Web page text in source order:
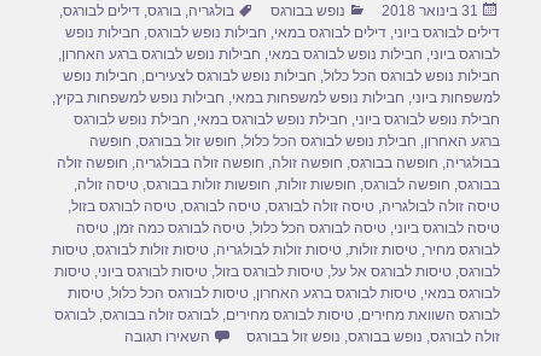
e
b
o
o
k
o
d
o
n
e
פורסם
בתאריך
31 בינואר 2018 קטגוריות
נופש בבורגס תגיות
בולגריה,בורגס,דילים לבורגס,
דילים לבורגס ביוני,דילים לבורגס במאי, חבילות נופש לבורגס, חבילות נופש
לבורגס ביוני, חבילות נופש לבורגס במאי, חבילות נופש לבורגס ברגע האחרון,
חבילות נופש לבורגס הכל כלול, חבילות נופש לבורגס לצעירים, חבילות נופש
למשפחות ביוני, חבילות נופש למשפחות במאי, חבילות נופש למשפחות בקיץ,
חבילת נופש לבורגס ביוני, חבילת נופש לבורגס במאי, חבילת נופש לבורגס
ברגע האחרון, חבילת נופש לבורגס הכל כלול, חופש זול בבורגס, חופשה
בבולגריה, חופשה בבורגס, חופשה זולה, חופשה זולה בבולגריה, חופשה זולה
בבורגס, חופשה לבורגס, חופשות זולות, חופשות זולות בבורגס,טיסה זולה,
טיסה זולה לבולגריה,טיסה זולה לבורגס,טיסה לבורגס,טיסה לבורגס בזול,
טיסה לבורגס ביוני,טיסה לבורגס הכל כלול,טיסה לבורגס כמה זמן,טיסה
לבורגס מחיר,טיסות זולות,טיסות זולות לבולגריה,טיסות זולות לבורגס,טיסות
לבורגס,טיסות לבורגס אל על,טיסות לבורגס בזול,טיסות לבורגס ביוני,טיסות
לבורגס במאי,טיסות לבורגס ברגע האחרון,טיסות לבורגס הכל כלול,טיסות
לבורגס השוואת מחירים,טיסות לבורגס מחירים,לבורגס זולה בבורגס,לבורגס
זולה לבורגס, נופש בבורגס, נופש זול בבורגס השאירו תגובה